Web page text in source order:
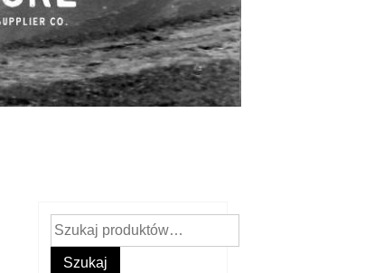
Szukaj:
Szukaj